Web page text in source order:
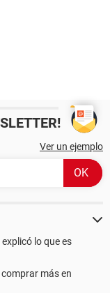
Ver un ejemplo
lo que es
más en